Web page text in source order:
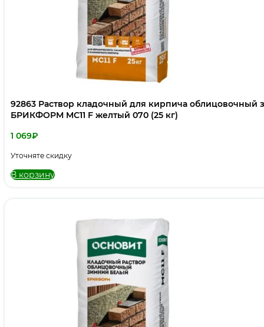
92863 Раствор кладочный для кирпича
БРИКФОРМ MC11 F желтый 070 (25 кг)
1 069₽
Уточняте скидку
В корзину